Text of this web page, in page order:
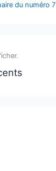
du numéro 7